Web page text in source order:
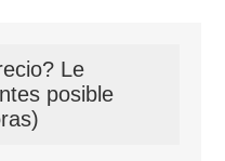
Le
posible